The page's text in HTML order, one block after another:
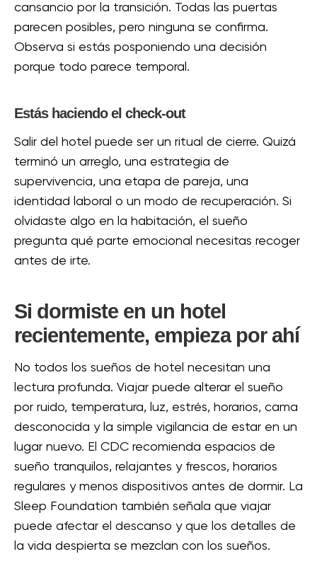
cansancio por la transición. Todas las puertas
parecen posibles, pero ninguna se confirma.
Observa si estás posponiendo una decisión
porque todo parece temporal.
Estás haciendo el check-out
Salir del hotel puede ser un ritual de cierre. Quizá
terminó un arreglo, una estrategia de
supervivencia, una etapa de pareja, una
identidad laboral o un modo de recuperación. Si
olvidaste algo en la habitación, el sueño
pregunta qué parte emocional necesitas recoger
antes de irte.
Si dormiste en un hotel
recientemente, empieza por ahí
No todos los sueños de hotel necesitan una
lectura profunda. Viajar puede alterar el sueño
por ruido, temperatura, luz, estrés, horarios, cama
desconocida y la simple vigilancia de estar en un
lugar nuevo. El CDC recomienda espacios de
sueño tranquilos, relajantes y frescos, horarios
regulares y menos dispositivos antes de dormir. La
Sleep Foundation también señala que viajar
puede afectar el descanso y que los detalles de
la vida despierta se mezclan con los sueños.